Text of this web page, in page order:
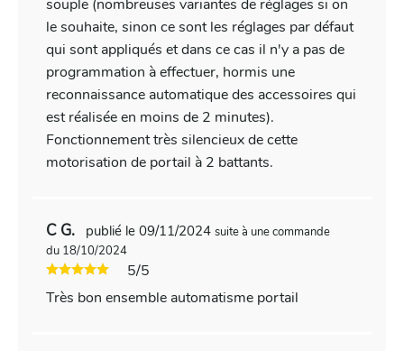
souple (nombreuses variantes de réglages si on
le souhaite, sinon ce sont les réglages par défaut
qui sont appliqués et dans ce cas il n'y a pas de
programmation à effectuer, hormis une
reconnaissance automatique des accessoires qui
est réalisée en moins de 2 minutes).
Fonctionnement très silencieux de cette
motorisation de portail à 2 battants.
C G. publié le 09/11/2024 suite à une commande
du 18/10/2024
5/5
Très bon ensemble automatisme portail